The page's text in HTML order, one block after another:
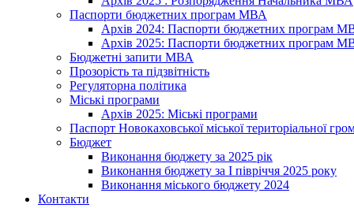
Паспорти бюджетних програм МВА
Архів 2024: Паспорти бюджетних програм
Архів 2025: Паспорти бюджетних програм
Бюджетні запити МВА
Прозорість та підзвітність
Регуляторна політика
Міські програми
Архів 2025: Міські програми
Паспорт Новокаховської міської територіальної
Бюджет
Виконання бюджету за 2025 рік
Виконання бюджету за І півріччя 2025 року
Виконання міського бюджету 2024
Контакти